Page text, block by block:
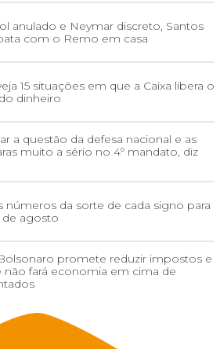
anulado e Neymar discreto, Santos
com o Remo em casa
15 situações em que a Caixa libera o
dinheiro
a questão da defesa nacional e as
muito a sério no 4º mandato, diz
números da sorte de cada signo para
agosto
promete reduzir impostos e
não fará economia em cima de